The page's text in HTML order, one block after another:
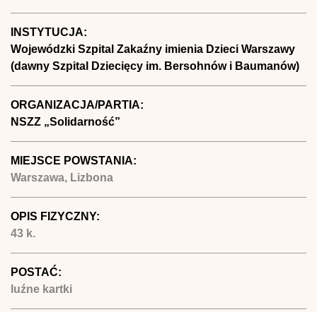
INSTYTUCJA:
Wojewódzki Szpital Zakaźny imienia Dzieci Warszawy
(dawny Szpital Dziecięcy im. Bersohnów i Baumanów)
ORGANIZACJA/PARTIA:
NSZZ „Solidarność”
MIEJSCE POWSTANIA:
Warszawa, Lizbona
OPIS FIZYCZNY:
43 k.
POSTAĆ:
luźne kartki